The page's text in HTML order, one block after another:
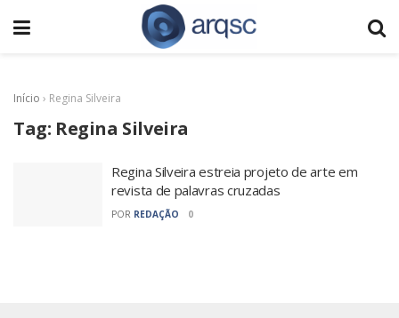
Início › Regina Silveira
Tag: Regina Silveira
Regina Silveira estreia projeto de arte em
revista de palavras cruzadas
POR REDAÇÃO 0